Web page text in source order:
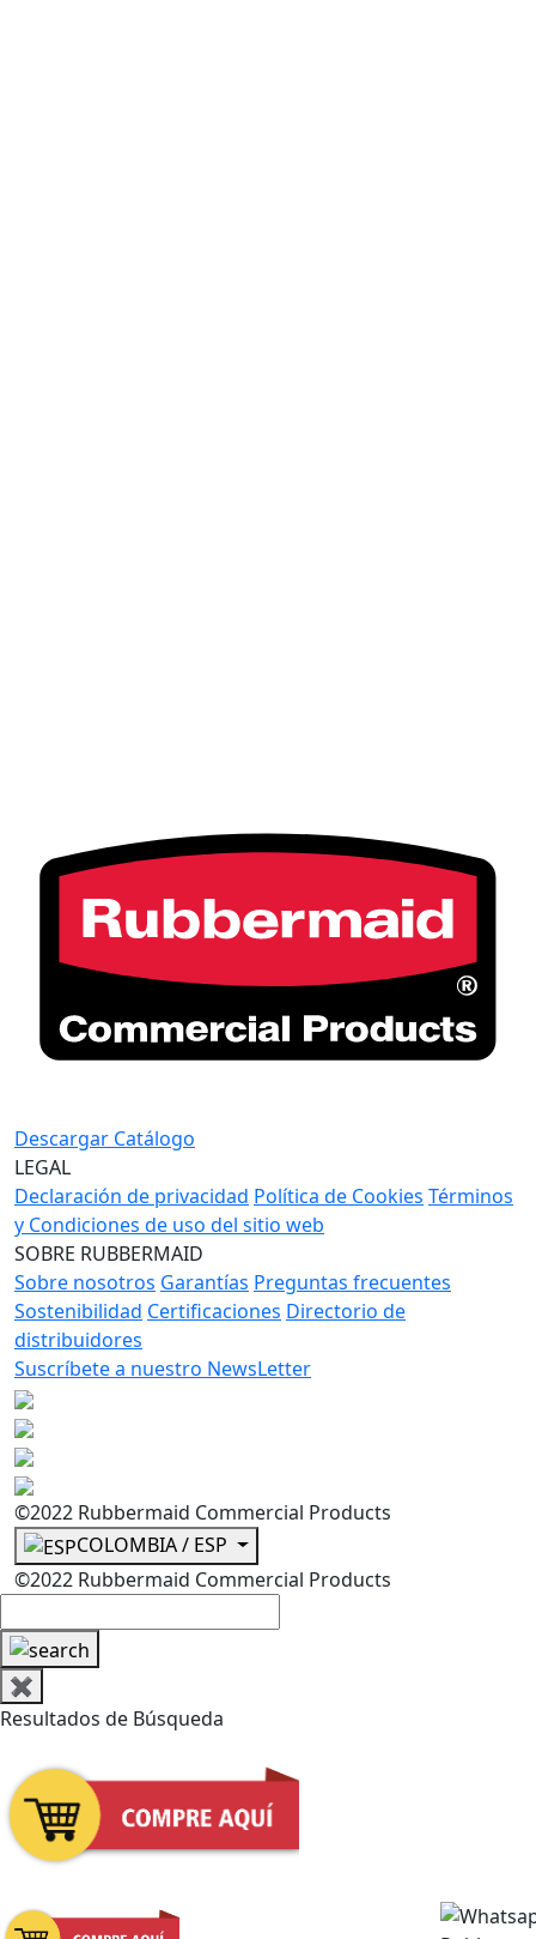
Descargar Catálogo
LEGAL
Declaración de privacidad Política de Cookies Términos
y Condiciones de uso del sitio web
SOBRE RUBBERMAID
Sobre nosotros Garantías Preguntas frecuentes
Sostenibilidad Certificaciones Directorio de
distribuidores
Suscríbete a nuestro NewsLetter
©2022 Rubbermaid Commercial Products
COLOMBIA / ESP
©2022 Rubbermaid Commercial Products
✖
Resultados de Búsqueda